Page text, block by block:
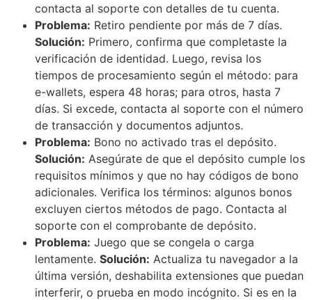
contacta al soporte con detalles de tu cuenta.
Problema: Retiro pendiente por más de 7 días.
Solución: Primero, confirma que completaste la
verificación de identidad. Luego, revisa los
tiempos de procesamiento según el método: para
e-wallets, espera 48 horas; para otros, hasta 7
días. Si excede, contacta al soporte con el número
de transacción y documentos adjuntos.
Problema: Bono no activado tras el depósito.
Solución: Asegúrate de que el depósito cumple los
requisitos mínimos y que no hay códigos de bono
adicionales. Verifica los términos: algunos bonos
excluyen ciertos métodos de pago. Contacta al
soporte con el comprobante de depósito.
Problema: Juego que se congela o carga
lentamente. Solución: Actualiza tu navegador a la
última versión, deshabilita extensiones que puedan
interferir, o prueba en modo incógnito. Si es en la